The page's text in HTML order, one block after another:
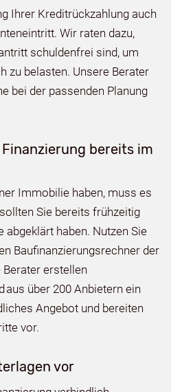
Ihrer Kreditrückzahlung auch
Wir raten dazu,
schuldenfrei sind, um
zu belasten. Unsere Berater
bei der passenden Planung
bereits im
Immobilie haben, muss es
Sie bereits frühzeitig
abgeklärt haben. Nutzen Sie
Baufinanzierungsrechner der
Berater erstellen
aus über 200 Anbietern ein
Angebot und bereiten
vor.
vor